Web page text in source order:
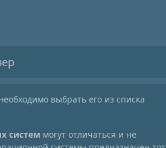
выбрать его из списка
систем могут отличаться и не